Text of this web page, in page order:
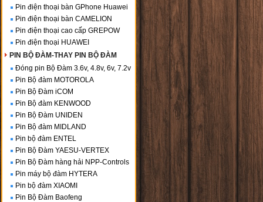
Pin điện thoại bàn GPhone Huawei
Pin điện thoại bàn CAMELION
Pin điện thoại cao cấp GREPOW
Pin điện thoại HUAWEI
PIN BỘ ĐÀM-THAY PIN BỘ ĐÀM
Đóng pin Bộ Đàm 3.6v, 4.8v, 6v, 7.2v
Pin Bộ đàm MOTOROLA
Pin Bộ Đàm iCOM
Pin Bộ đàm KENWOOD
Pin Bộ Đàm UNIDEN
Pin Bộ đàm MIDLAND
Pin bộ đàm ENTEL
Pin Bộ Đàm YAESU-VERTEX
Pin Bộ Đàm hàng hải NPP-Controls
Pin máy bộ đàm HYTERA
Pin bộ đàm XIAOMI
Pin Bộ Đàm Baofeng